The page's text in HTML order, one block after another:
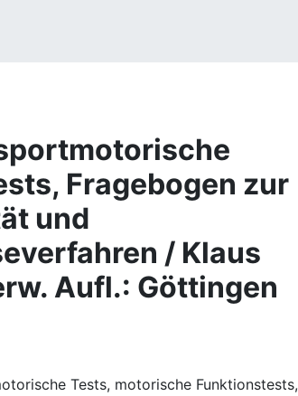
Fragebogen zur
und
/ Klaus
Aufl.: Göttingen
Tests, motorische Funktionstests,